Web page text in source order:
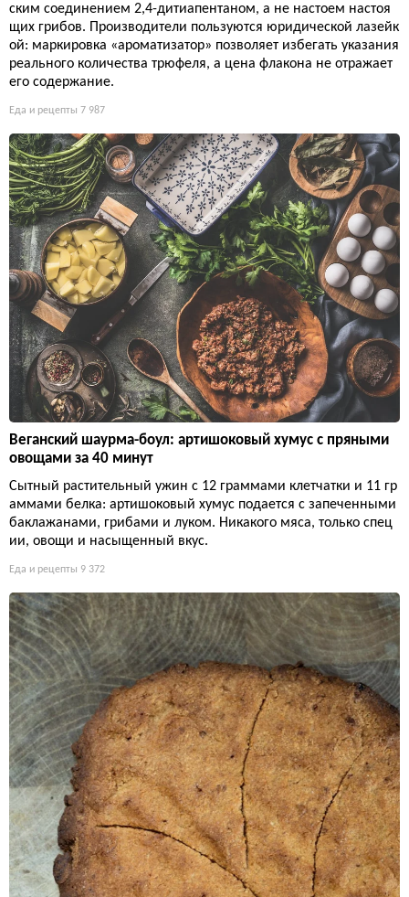
ским соединением 2,4-дитиапентаном, а не настоем настоя
щих грибов. Производители пользуются юридической лазейк
ой: маркировка «ароматизатор» позволяет избегать указания
реального количества трюфеля, а цена флакона не отражает
его содержание.
Еда и рецепты 7 987
Веганский шаурма-боул: артишоковый хумус с пряными
овощами за 40 минут
Сытный растительный ужин с 12 граммами клетчатки и 11 гр
аммами белка: артишоковый хумус подается с запеченными
баклажанами, грибами и луком. Никакого мяса, только спец
ии, овощи и насыщенный вкус.
Еда и рецепты 9 372